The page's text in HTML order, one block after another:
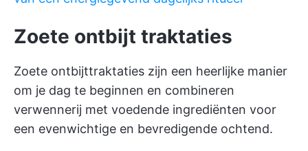
Zoete ontbijt traktaties
Zoete ontbijttraktaties zijn een heerlijke manier
om je dag te beginnen en combineren
verwennerij met voedende ingrediënten voor
een evenwichtige en bevredigende ochtend.